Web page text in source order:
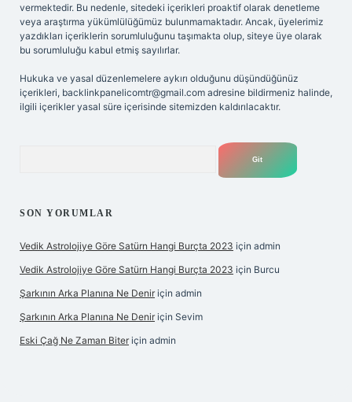
vermektedir. Bu nedenle, sitedeki içerikleri proaktif olarak denetleme
veya araştırma yükümlülüğümüz bulunmamaktadır. Ancak, üyelerimiz
yazdıkları içeriklerin sorumluluğunu taşımakta olup, siteye üye olarak
bu sorumluluğu kabul etmiş sayılırlar.
Hukuka ve yasal düzenlemelere aykırı olduğunu düşündüğünüz
içerikleri, backlinkpanelicomtr@gmail.com adresine bildirmeniz halinde,
ilgili içerikler yasal süre içerisinde sitemizden kaldırılacaktır.
SON YORUMLAR
Vedik Astrolojiye Göre Satürn Hangi Burçta 2023 için admin
Vedik Astrolojiye Göre Satürn Hangi Burçta 2023 için Burcu
Şarkının Arka Planına Ne Denir için admin
Şarkının Arka Planına Ne Denir için Sevim
Eski Çağ Ne Zaman Biter için admin